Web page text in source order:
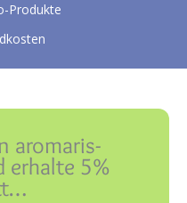
Produkte
aromaris-
erhalte 5%